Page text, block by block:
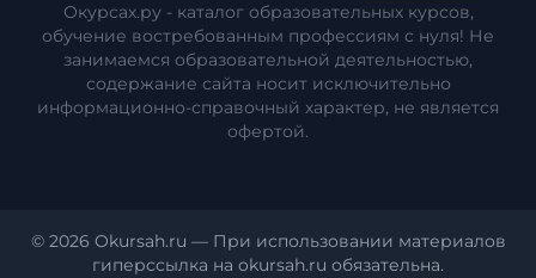
Окурсах.ру - каталог образовательных курсов,
обучение востребованным профессиям с нуля! Не
занимаемся образовательной деятельностью,
содержание сайта носит исключительно
информационно-справочный характер, не является
офертой.
© 2026 Okursah.ru — При использовании материалов
гиперссылка на okursah.ru обязательна.